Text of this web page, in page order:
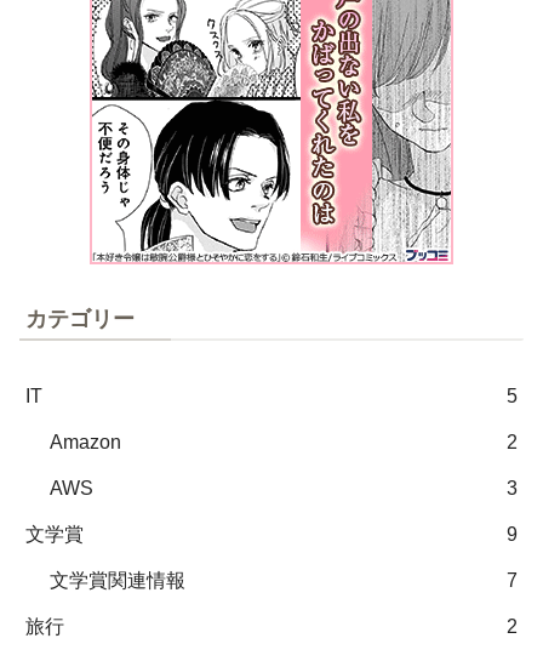
カテゴリー
IT 5
Amazon 2
AWS 3
文学賞 9
文学賞関連情報 7
旅行 2